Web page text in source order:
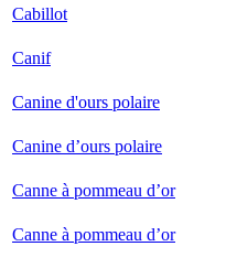
Cabillot
Canif
Canine d'ours polaire
Canine d’ours polaire
Canne à pommeau d’or
Canne à pommeau d’or